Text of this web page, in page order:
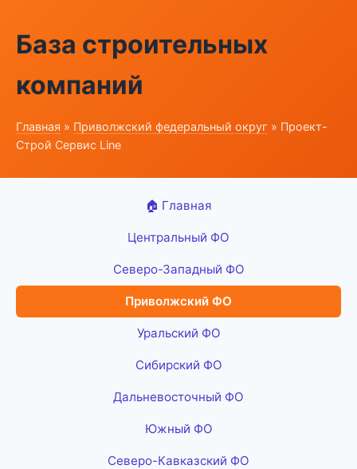
База строительных
компаний
Главная » Приволжский федеральный округ » Проект-
Строй Сервис Line
🏠 Главная
Центральный ФО
Северо-Западный ФО
Приволжский ФО
Уральский ФО
Сибирский ФО
Дальневосточный ФО
Южный ФО
Северо-Кавказский ФО